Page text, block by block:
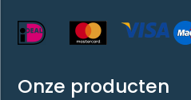
Onze producten